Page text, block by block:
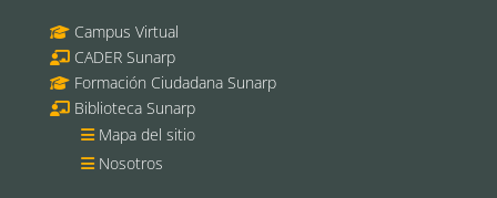
Campus Virtual
CADER Sunarp
Formación Ciudadana Sunarp
Biblioteca Sunarp
Mapa del sitio
Nosotros